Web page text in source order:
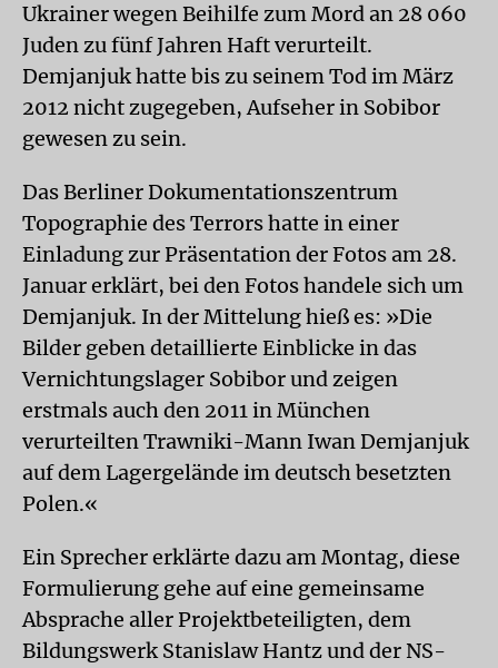
Ukrainer wegen Beihilfe zum Mord an 28 060
Juden zu fünf Jahren Haft verurteilt.
Demjanjuk hatte bis zu seinem Tod im März
2012 nicht zugegeben, Aufseher in Sobibor
gewesen zu sein.
Das Berliner Dokumentationszentrum
Topographie des Terrors hatte in einer
Einladung zur Präsentation der Fotos am 28.
Januar erklärt, bei den Fotos handele sich um
Demjanjuk. In der Mittelung hieß es: »Die
Bilder geben detaillierte Einblicke in das
Vernichtungslager Sobibor und zeigen
erstmals auch den 2011 in München
verurteilten Trawniki-Mann Iwan Demjanjuk
auf dem Lagergelände im deutsch besetzten
Polen.«
Ein Sprecher erklärte dazu am Montag, diese
Formulierung gehe auf eine gemeinsame
Absprache aller Projektbeteiligten, dem
Bildungswerk Stanislaw Hantz und der NS-